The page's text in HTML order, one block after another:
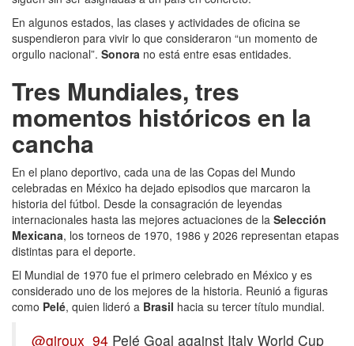
En algunos estados, las clases y actividades de oficina se
suspendieron para vivir lo que consideraron “un momento de
orgullo nacional”. Sonora no está entre esas entidades.
Tres Mundiales, tres
momentos históricos en la
cancha
En el plano deportivo, cada una de las Copas del Mundo
celebradas en México ha dejado episodios que marcaron la
historia del fútbol. Desde la consagración de leyendas
internacionales hasta las mejores actuaciones de la Selección
Mexicana, los torneos de 1970, 1986 y 2026 representan etapas
distintas para el deporte.
El Mundial de 1970 fue el primero celebrado en México y es
considerado uno de los mejores de la historia. Reunió a figuras
como Pelé, quien lideró a Brasil hacia su tercer título mundial.
@giroux_94 Pelé Goal against Italy World Cup